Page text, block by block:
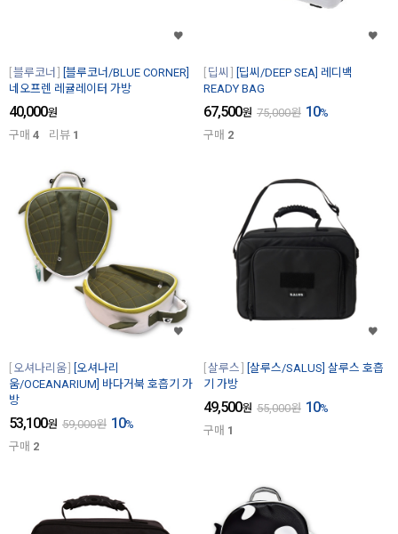
블루코너
[블루코너/BLUE CORNER]
네오프렌 레귤레이터 가방
40,000원
구매 4 리뷰 1
딥씨
[딥씨/DEEP SEA] 레디백
READY BAG
67,500원 75,000원 10%
구매 2
오셔나리움
[오셔나리
움/OCEANARIUM] 바다거북 호흡기 가
방
53,100원 59,000원 10%
구매 2
살루스
[살루스/SALUS] 살루스 호흡
기 가방
49,500원 55,000원 10%
구매 1